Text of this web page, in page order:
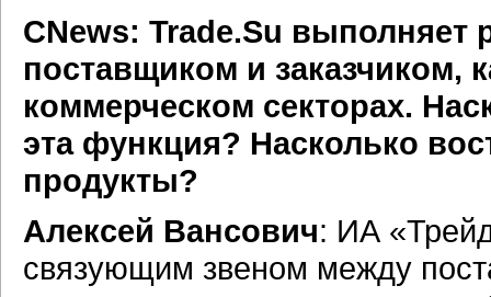
CNews: Trade.Su выполняет
поставщиком и заказчиком,
коммерческом секторах.
эта функция? Насколько
продукты?
Алексей Вансович: ИА
связующим звеном между